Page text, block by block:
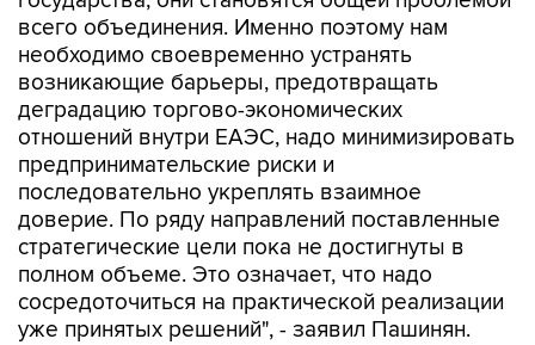
всего объединения. Именно поэтому нам
необходимо своевременно устранять
возникающие барьеры, предотвращать
деградацию торгово-экономических
отношений внутри ЕАЭС, надо минимизировать
предпринимательские риски и
последовательно укреплять взаимное
доверие. По ряду направлений поставленные
стратегические цели пока не достигнуты в
полном объеме. Это означает, что надо
сосредоточиться на практической реализации
уже принятых решений", - заявил Пашинян.